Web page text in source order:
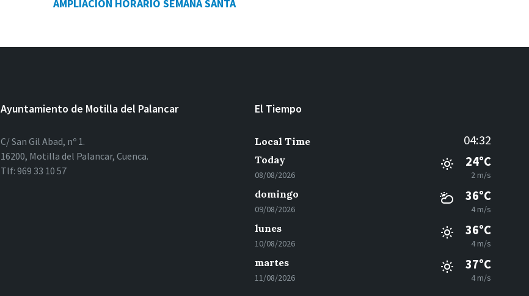
AMPLIACIÓN HORARIO SEMANA SANTA
Ayuntamiento de Motilla del Palancar
C/ San Gil Abad, nº 1.
16200, Motilla del Palancar, Cuenca.
Tlf: 969 33 10 57
El Tiempo
Local Time 04:32
Today
08/08/2026
24°C
2 m/s
domingo
09/08/2026
36°C
4 m/s
lunes
10/08/2026
36°C
4 m/s
martes
11/08/2026
37°C
4 m/s